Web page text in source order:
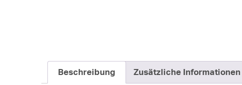
Beschreibung Zusätzliche Informationen